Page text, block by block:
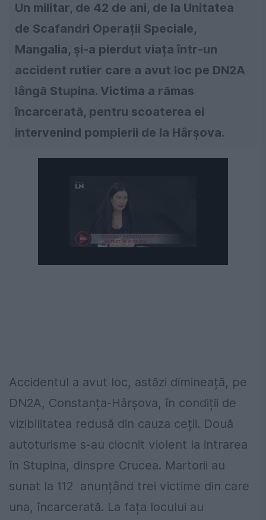
Un militar, de 42 de ani, de la Unitatea
de Scafandri Operații Speciale,
Mangalia, și-a pierdut viața într-un
accident rutier care a avut loc pe DN2A
lângă Stupina. Victima a rămas
încarcerată, pentru scoaterea ei
intervenind pompierii de la Hârșova.
Accidentul a avut loc, astăzi dimineață, pe
DN2A, Constanța-Hârșova, în condiții de
vizibilitatea redusă din cauza ceții. Două
autoturisme s-au ciocnit violent la intrarea
în Stupina, dinspre Crucea. Martorii au
sunat la 112 anunțând trei victime din care
una, încarcerată. La fața locului au